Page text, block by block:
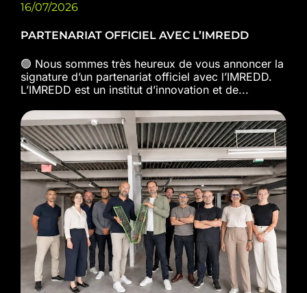
16/07/2026
PARTENARIAT OFFICIEL AVEC L’IMREDD
🟢 Nous sommes très heureux de vous annoncer la
signature d’un partenariat officiel avec l’IMREDD.
L’IMREDD est un institut d’innovation et de...